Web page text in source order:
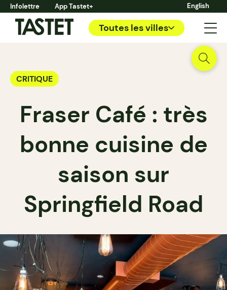
Infolettre App Tastet+ English
Toutes les villes
CRITIQUE
Fraser Café : très
bonne cuisine de
saison sur
Springfield Road